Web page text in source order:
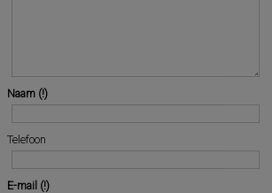
Naam
Telefoon
E-mail